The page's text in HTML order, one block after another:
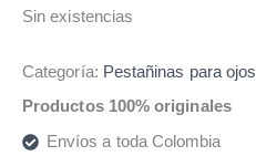
Sin existencias
Categoría: Pestañinas para ojos
Productos 100% originales
Envíos a toda Colombia